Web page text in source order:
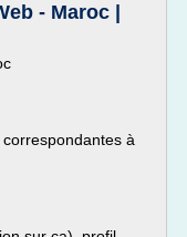
- Maroc |
à